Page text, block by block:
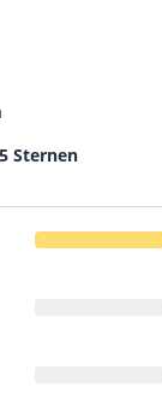
Sternen